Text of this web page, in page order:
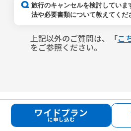
ワイドプラン
に申し込む
は「日本に到着する日」としてお
①現時点でご予約が確定している
（※）加入する時点で 「加入でき
い」 に記載の条件を満たす必要が
ご参照ください。
旅行開始日を含め遡って4日以内
接の理由として旅行予約をキャン
【ご注意ください】
Q 旅行のキャンセルを検討していま
法や必要書類について教えてくだ
確認ください。
上記以外のご質問は、「 こ
をご参照ください。